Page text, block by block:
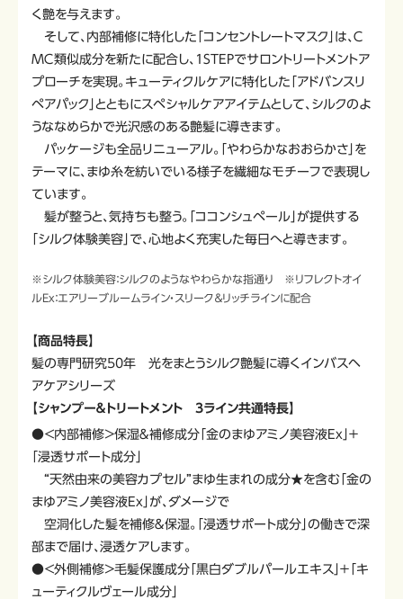
く艶を与えます。
そして、内部補修に特化した「コンセントレートマスク」は、Ｃ
ＭＣ類似成分を新たに配合し、1STEPでサロントリートメントア
プローチを実現。キューティクルケアに特化した「アドバンスリ
ペアパック」とともにスペシャルケアアイテムとして、シルクのよ
うななめらかで光沢感のある艶髪に導きます。
パッケージも全品リニューアル。「やわらかなおおらかさ」を
テーマに、まゆ糸を紡いでいる様子を繊細なモチーフで表現し
ています。
髪が整うと、気持ちも整う。「ココンシュペール」が提供する
「シルク体験美容」で、心地よく充実した毎日へと導きます。
※シルク体験美容：シルクのようなやわらかな指通り ※リフレクトオイ
ルEx：エアリーブルームライン・スリーク＆リッチラインに配合
【商品特長】
髪の専門研究50年 光をまとうシルク艶髪に導くインバスヘ
アケアシリーズ
【シャンプー＆トリートメント 3ライン共通特長】
●＜内部補修＞保湿＆補修成分「金のまゆアミノ美容液Ex」＋
「浸透サポート成分」
“天然由来の美容カプセル”まゆ生まれの成分★を含む「金の
まゆアミノ美容液Ex」が、ダメージで
空洞化した髪を補修＆保湿。「浸透サポート成分」の働きで深
部まで届け、浸透ケアします。
●＜外側補修＞毛髪保護成分「黒白ダブルパールエキス」＋「キ
ューティクルヴェール成分」